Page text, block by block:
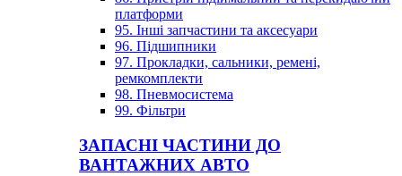
платформи
95. Інші запчастини та аксесуари
96. Підшипники
97. Прокладки, сальники, ремені,
ремкомплекти
98. Пневмосистема
99. Фільтри
ЗАПАСНІ ЧАСТИНИ ДО
ВАНТАЖНИХ АВТО